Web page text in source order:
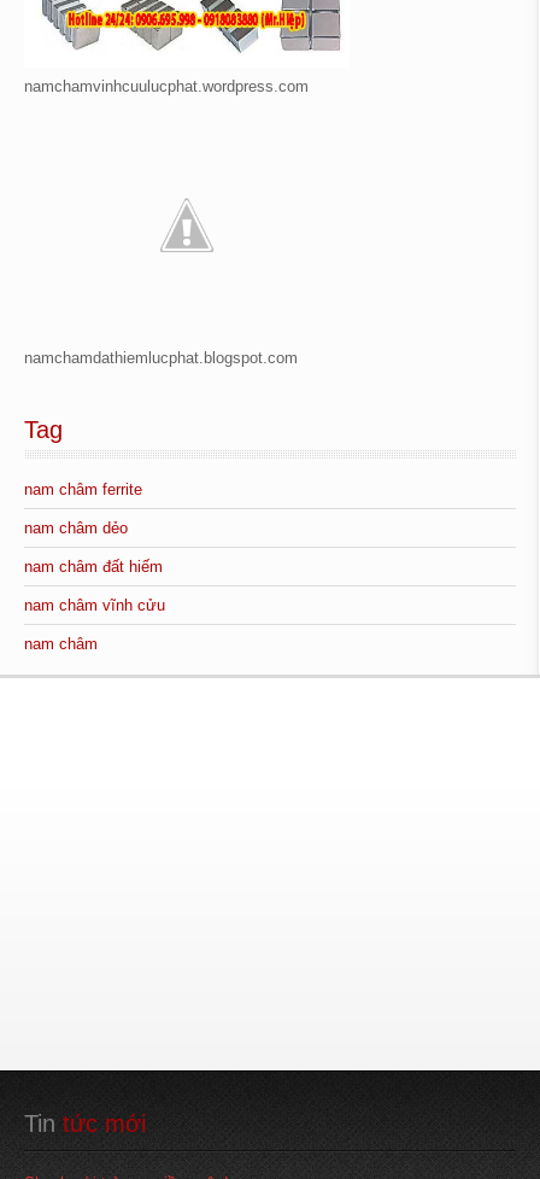
namchamvinhcuulucphat.wordpress.com
namchamdathiemlucphat.blogspot.com
Tag
nam châm ferrite
nam châm dẻo
nam châm đất hiếm
nam châm vĩnh cửu
nam châm
Tin tức mới